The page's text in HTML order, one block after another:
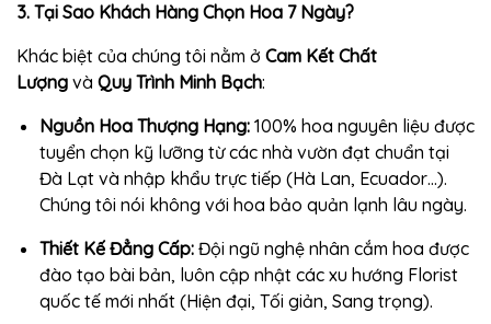
3. Tại Sao Khách Hàng Chọn Hoa 7 Ngày?
Khác biệt của chúng tôi nằm ở Cam Kết Chất
Lượng và Quy Trình Minh Bạch:
Nguồn Hoa Thượng Hạng:100% hoa nguyên liệu được
tuyển chọn kỹ lưỡng từ các nhà vườn đạt chuẩn tại
Đà Lạt và nhập khẩu trực tiếp (Hà Lan, Ecuador…).
Chúng tôi nói không với hoa bảo quản lạnh lâu ngày.
Thiết Kế Đẳng Cấp:Đội ngũ nghệ nhân cắm hoa được
đào tạo bài bản, luôn cập nhật các xu hướng Florist
quốc tế mới nhất (Hiện đại, Tối giản, Sang trọng).